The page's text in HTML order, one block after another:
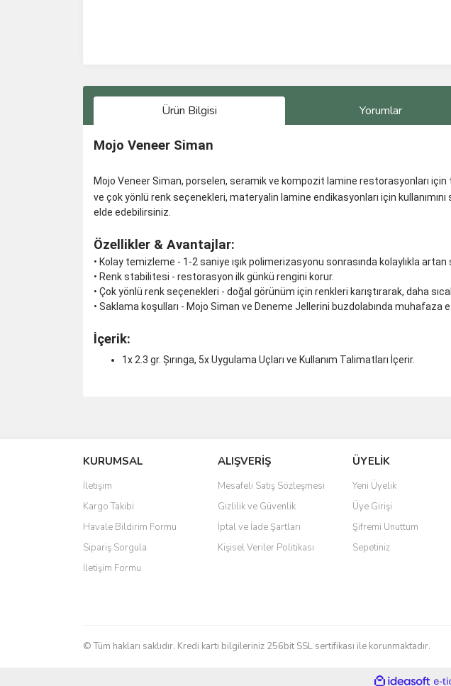
Ürün Bilgisi Yorumlar
Mojo Veneer Siman
Mojo Veneer Siman, porselen, seramik ve kompozit lamine restorasyonları
ve çok yönlü renk seçenekleri, materyalin lamine endikasyonları için
elde edebilirsiniz.
Özellikler & Avantajlar:
• Kolay temizleme - 1-2 saniye ışık polimerizasyonu sonrasında kolaylıkla
• Renk stabilitesi - restorasyon ilk günkü rengini korur.
• Çok yönlü renk seçenekleri - doğal görünüm için renkleri karıştırarak, daha
• Saklama koşulları - Mojo Siman ve Deneme Jellerini buzdolabında muhafaza
İçerik:
1x 2.3 gr. Șırınga, 5x Uygulama Uçları ve Kullanım Talimatları İçerir.
Ürün resmi kalitesiz, bozuk veya görüntülenemiyor.
Ürün açıklamasında eksik bilgiler bulunuyor.
Ürün bilgilerinde hatalar bulunuyor.
Ürün fiyatı diğer sitelerden daha pahalı.
Bu ürüne benzer farklı alternatifler olmalı.
KURUMSAL
İletişim
Kargo Takibi
Havale Bildirim Formu
Sipariş Sorgula
İletişim Formu
ALIŞVERİŞ
Mesafeli Satış Sözleşmesi
Gizlilik ve Güvenlik
İptal ve İade Şartları
Kişisel Veriler Politikası
ÜYELİK
Yeni Üyelik
Üye Girişi
Şifremi Unuttum
Sepetiniz
© Tüm hakları saklıdır. Kredi kartı bilgileriniz 256bit SSL sertifikası ile korunmaktadır.